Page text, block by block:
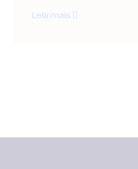
Leia mais